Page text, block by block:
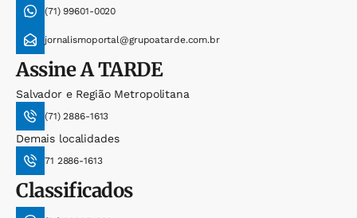
(71) 99601-0020
jornalismoportal@grupoatarde.com.br
AssineA TARDE
Salvador e Região Metropolitana
(71) 2886-1613
Demais localidades
71 2886-1613
Classificados